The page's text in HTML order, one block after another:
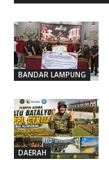
BANDAR LAMPUNG
DAERAH